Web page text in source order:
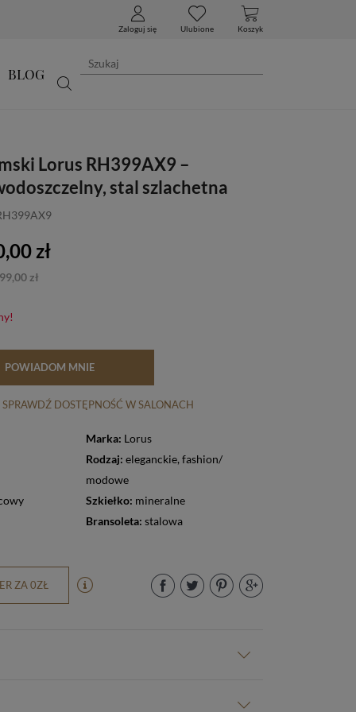
Zaloguj się Ulubione Koszyk
BLOG
Lorus RH399AX9 –
stal szlachetna
zł
zł
POWIADOM MNIE
SPRAWDŹ DOSTĘPNOŚĆ W SALONACH
Marka: Lorus
Rodzaj:eleganckie, fashion/
modowe
Szkiełko: mineralne
Bransoleta: stalowa
ZA 0ZŁ